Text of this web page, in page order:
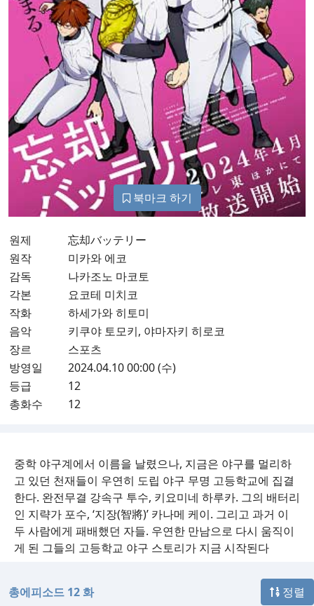
북마크 하기
원제
忘却バッテリー
원작
미카와 에코
감독
나카조노 마코토
각본
요코테 미치코
작화
하세가와 히토미
음악
키쿠야 토모키, 야마자키 히로코
장르
스포츠
방영일
2024.04.10 00:00 (수)
등급
12
총화수
12
중학 야구계에서 이름을 날렸으나, 지금은 야구를 멀리하
고 있던 천재들이 우연히 도립 야구 무명 고등학교에 집결
한다. 완전무결 강속구 투수, 키요미네 하루카. 그의 배터리
인 지략가 포수, ‘지장(智將)’ 카나메 케이. 그리고 과거 이
두 사람에게 패배했던 자들. 우연한 만남으로 다시 움직이
게 된 그들의 고등학교 야구 스토리가 지금 시작된다
총에피소드 12 화 정렬